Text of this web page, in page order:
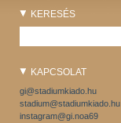
KERESÉS
KAPCSOLAT
gi@stadiumkiado.hu
stadium@stadiumkiado.hu
instagram@gi.noa69